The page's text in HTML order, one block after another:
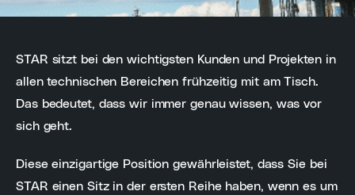
STAR sitzt bei den wichtigsten Kunden und Projekten in
allen technischen Bereichen frühzeitig mit am Tisch.
Das bedeutet, dass wir immer genau wissen, was vor
sich geht.
Diese einzigartige Position gewährleistet, dass Sie bei
STAR einen Sitz in der ersten Reihe haben, wenn es um